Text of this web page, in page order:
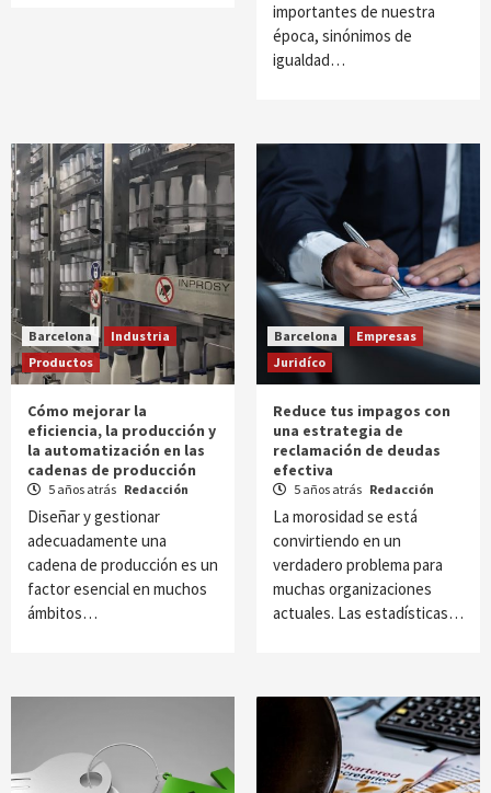
importantes de nuestra
época, sinónimos de
igualdad…
Barcelona
Industria
Productos
Cómo mejorar la
eficiencia, la producción y
la automatización en las
cadenas de producción
5 años atrás Redacción
Diseñar y gestionar
adecuadamente una
cadena de producción es un
factor esencial en muchos
ámbitos…
Barcelona
Empresas
Juridíco
Reduce tus impagos con
una estrategia de
reclamación de deudas
efectiva
5 años atrás Redacción
La morosidad se está
convirtiendo en un
verdadero problema para
muchas organizaciones
actuales. Las estadísticas…